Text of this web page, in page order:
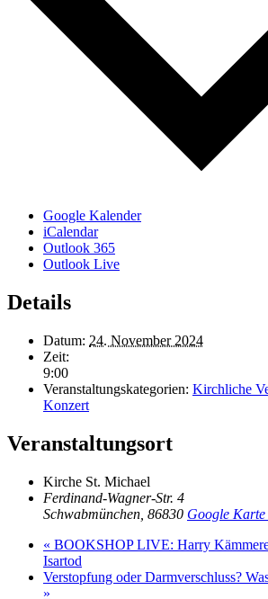
Google Kalender
iCalendar
Outlook 365
Outlook Live
Details
Datum: 24. November 2024
Zeit:
9:00
Veranstaltungskategorien: Kirchliche
Konzert
Veranstaltungsort
Kirche St. Michael
Ferdinand-Wagner-Str. 4
Schwabmünchen 86830 Google Karte
« BOOKSHOP LIVE: Harry
Isartod
Verstopfung oder Darmverschluss?
»